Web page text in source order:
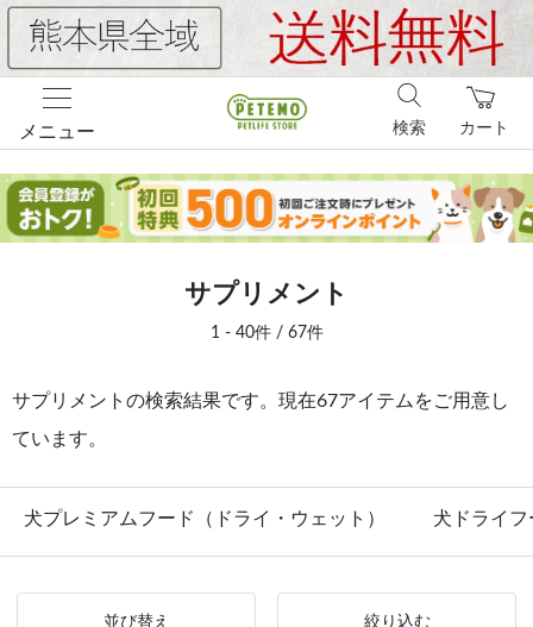
メニュー カート
検索
サプリメント
1 - 40件 / 67件
サプリメントの検索結果です。現在67アイテムをご用意し
ています。
犬プレミアムフード（ドライ・ウェット） 犬ドライフ
並び替え 絞り込む